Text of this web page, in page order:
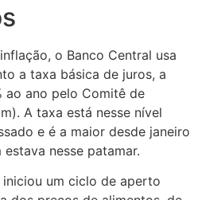
o Banco Central usa
a taxa básica de juros, a
ao ano pelo Comitê de
A taxa está nesse nível
e é a maior desde janeiro
nesse patamar.
iniciou um ciclo de aperto